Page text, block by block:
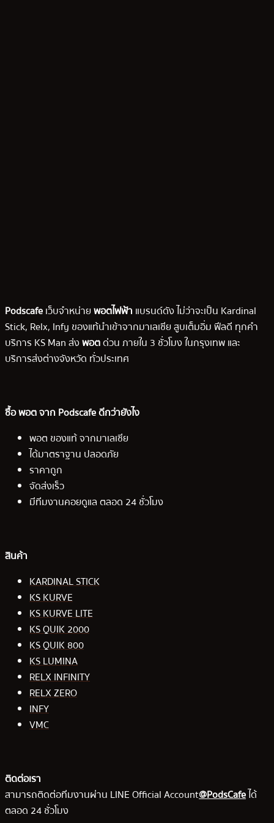
Podscafeเว็บจำหน่ายพอตไฟฟ้า แบรนด์ดัง ไม่ว่าจะเป็น Kardinal
Stick, Relx, Infy ของแท้นำเข้าจากมาเลเซีย สูบเต็มอิ่ม ฟีลดี ทุกคำ
บริการ KS Man ส่งพอตด่วน ภายใน 3 ชั่วโมง ในกรุงเทพ และ
บริการส่งต่างจังหวัด ทั่วประเทศ
ซื้อ พอต จาก Podscafe ดีกว่ายังไง
พอต ของแท้ จากมาเลเซีย
ได้มาตราฐาน ปลอดภัย
ราคาถูก
จัดส่งเร็ว
มีทีมงานคอยดูแล ตลอด 24 ชั่วโมง
สินค้า
KARDINAL STICK
KS KURVE
KS KURVE LITE
KS QUIK 2000
KS QUIK 800
KS LUMINA
RELX INFINITY
RELX ZERO
INFY
VMC
ติดต่อเรา
สามารถติดต่อทีมงานผ่าน LINE Official Account@PodsCafeได้
ตลอด 24 ชั่วโมง